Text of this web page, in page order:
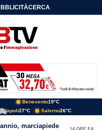
CERCA
Benevento19°C
Napoli27°C Salerno26°C
marciapiede